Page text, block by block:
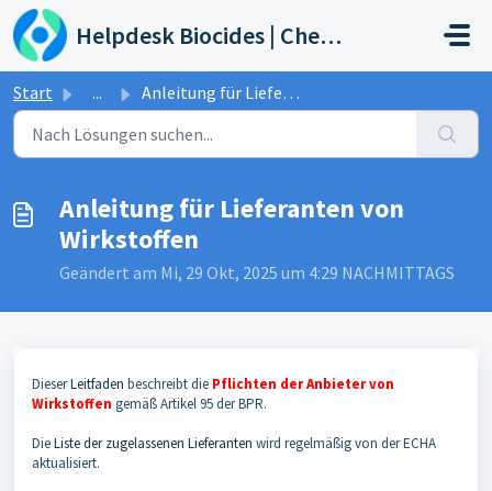
Zum hauptsächlichen Inhalt gehen
Helpdesk Biocides | Chemicals | Products
Start ... Anleitung für Lieferanten von Wirkstoffen
Anleitung für Lieferanten von
Wirkstoffen
Geändert am Mi, 29 Okt, 2025 um 4:29 NACHMITTAGS
DieserLeitfaden beschreibt die Pflichten der Anbieter von
Wirkstoffen gemäß Artikel 95 der BPR.
DieListe der zugelassenen Lieferanten wird regelmäßig von der ECHA
aktualisiert.